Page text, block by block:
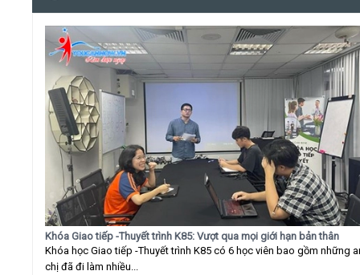
Khóa Giao tiếp -Thuyết trình K85: Vượt qua mọi giới hạn bản thân
Khóa học Giao tiếp -Thuyết trình K85 có 6 học viên bao gồm những
chị đã đi làm nhiều...